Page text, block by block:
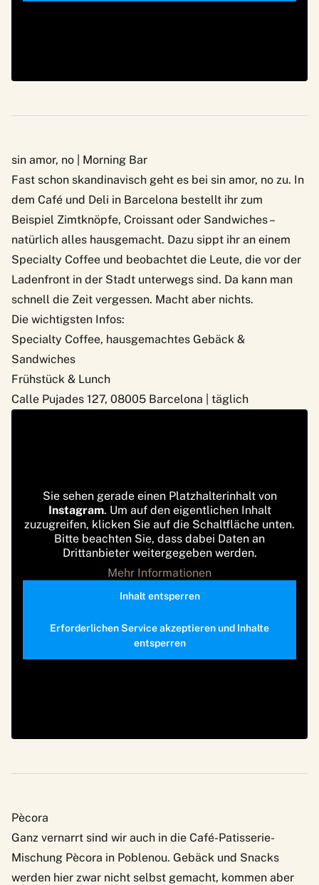
sin amor, no | Morning Bar
Fast schon skandinavisch geht es bei sin amor, no zu. In
dem Café und Deli in Barcelona bestellt ihr zum
Beispiel Zimtknöpfe, Croissant oder Sandwiches –
natürlich alles hausgemacht. Dazu sippt ihr an einem
Specialty Coffee und beobachtet die Leute, die vor der
Ladenfront in der Stadt unterwegs sind. Da kann man
schnell die Zeit vergessen. Macht aber nichts.
Die wichtigsten Infos:
Specialty Coffee, hausgemachtes Gebäck &
Sandwiches
Frühstück & Lunch
Calle Pujades 127, 08005 Barcelona | täglich
Sie sehen gerade einen Platzhalterinhalt von
Instagram. Um auf den eigentlichen Inhalt
zuzugreifen, klicken Sie auf die Schaltfläche unten.
Bitte beachten Sie, dass dabei Daten an
Drittanbieter weitergegeben werden.
Mehr Informationen
Inhalt entsperren
Erforderlichen Service akzeptieren und Inhalte
entsperren
Pècora
Ganz vernarrt sind wir auch in die Café-Patisserie-
Mischung Pècora in Poblenou. Gebäck und Snacks
werden hier zwar nicht selbst gemacht, kommen aber